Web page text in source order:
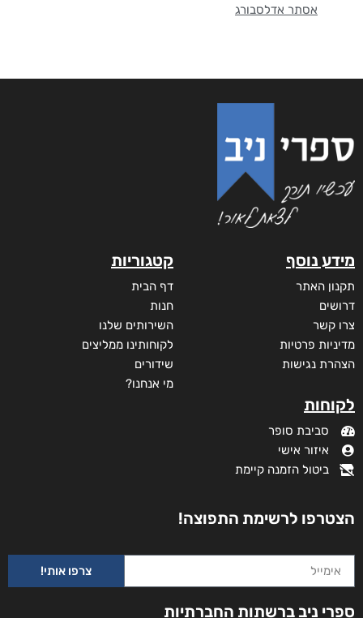
אסתר אדלסבורג
מידע נוסף
תקנון האתר
דרושים
צרו קשר
מדיניות פרטיות
הצהרת נגישות
לקוחות
סביבת סופר
איזור אישי
ביטול הזמנה קיימת
קטגוריות
דף הבית
חנות
השירותים שלנו
לקוחותינו ממליצים
שידורים
מי אנחנו?
הצטרפו לרשימת התפוצה!
צרפו אותי!
ספרי ניב ברשתות החברתיות